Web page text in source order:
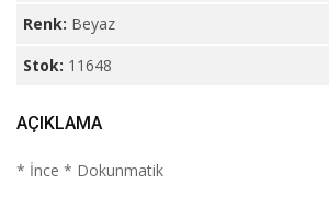
Renk: Beyaz
Stok: 11648
AÇIKLAMA
* İnce * Dokunmatik